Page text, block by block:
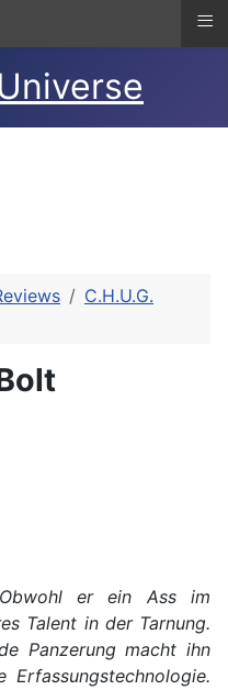
C.H.U.G.
er ein Ass im
Talent in der Tarnung.
Panzerung macht ihn
≡